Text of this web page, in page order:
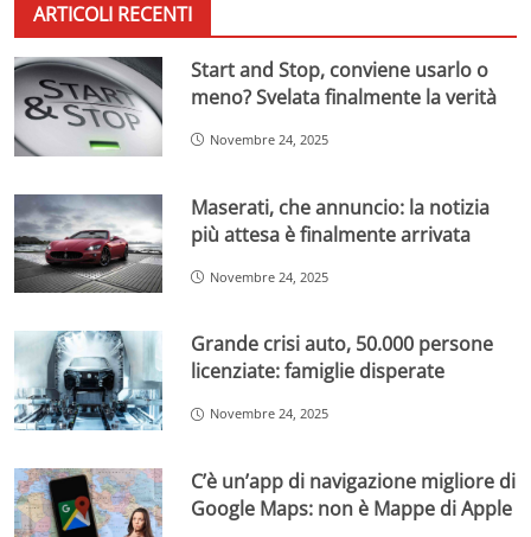
ARTICOLI RECENTI
Start and Stop, conviene usarlo o
meno? Svelata finalmente la verità
Novembre 24, 2025
Maserati, che annuncio: la notizia
più attesa è finalmente arrivata
Novembre 24, 2025
Grande crisi auto, 50.000 persone
licenziate: famiglie disperate
Novembre 24, 2025
C’è un’app di navigazione migliore di
Google Maps: non è Mappe di Apple